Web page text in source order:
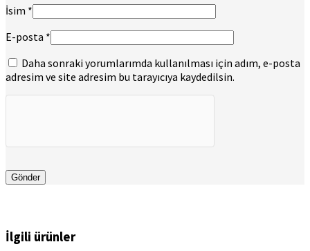
İsim *
E-posta *
Daha sonraki yorumlarımda kullanılması için adım, e-posta
adresim ve site adresim bu tarayıcıya kaydedilsin.
İlgili ürünler